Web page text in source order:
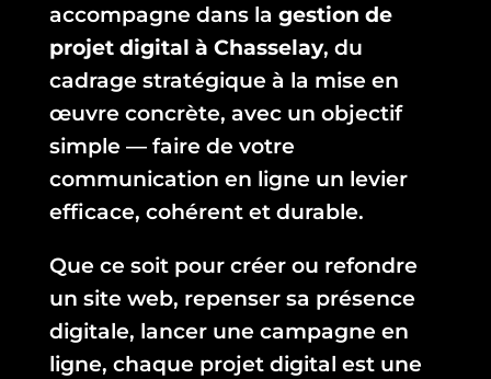
accompagne dans la gestion de
projet digital à Chasselay, du
cadrage stratégique à la mise en
œuvre concrète, avec un objectif
simple — faire de votre
communication en ligne un levier
efficace, cohérent et durable.
Que ce soit pour créer ou refondre
un site web, repenser sa présence
digitale, lancer une campagne en
ligne, chaque projet digital est une